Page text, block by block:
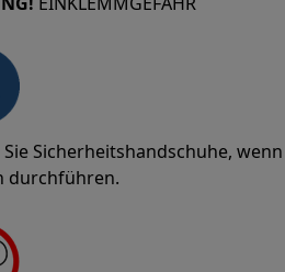
Sie Sicherheitshandschuhe,
durchführen.